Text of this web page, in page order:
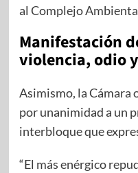
al Complejo
Manifestación
violencia, odio
Asimismo, la Cámara
por unanimidad a un
interbloque que
“El más enérgico